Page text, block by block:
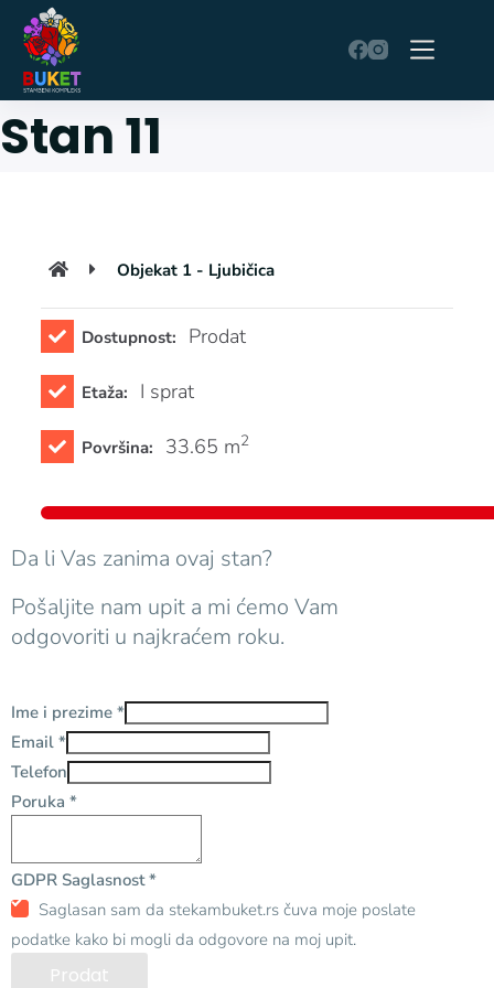
Stan 11
Objekat 1 - Ljubičica
Dostupnost: Prodat
Etaža: I sprat
Površina: 33.65 m2
Da li Vas zanima ovaj stan?
Pošaljite nam upit a mi ćemo Vam
odgovoriti u najkraćem roku.
Ime i prezime *
Email *
Telefon
Poruka *
GDPR Saglasnost*
Saglasan sam da stekambuket.rs čuva moje poslate
podatke kako bi mogli da odgovore na moj upit.
Prodat